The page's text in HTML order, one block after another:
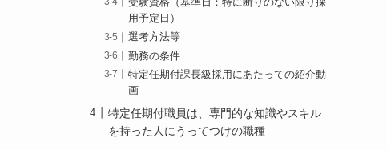
受験資格（基準日：特に断りのない限り採
用予定日）
選考方法等
勤務の条件
特定任期付課長級採用にあたっての紹介動
画
特定任期付職員は、専門的な知識やスキル
を持った人にうってつけの職種